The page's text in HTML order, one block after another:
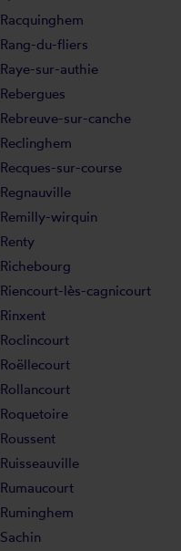
Racquinghem
Rang-du-fliers
Raye-sur-authie
Rebergues
Rebreuve-sur-canche
Reclinghem
Recques-sur-course
Regnauville
Remilly-wirquin
Renty
Richebourg
Riencourt-lès-cagnicourt
Rinxent
Roclincourt
Roëllecourt
Rollancourt
Roquetoire
Roussent
Ruisseauville
Rumaucourt
Ruminghem
Sachin